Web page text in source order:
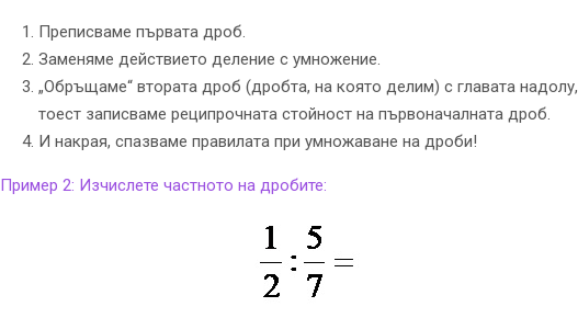
Преписваме първата дроб.
Заменяме действието деление с умножение.
„Обръщаме“ втората дроб (дробта, на която делим) с главата надолу,
тоест записваме реципрочната стойност на първоначалната дроб.
И накрая, спазваме правилата при умножаване на дроби!
Пример 2: Изчислете частното на дробите: